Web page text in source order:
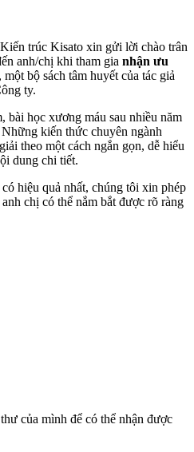
trúc Kisato xin gửi lời chào trân
anh/chị khi tham gia nhận ưu
bộ sách tâm huyết của tác giả
ty.
bài học xương máu sau nhiều năm
kiến thức chuyên ngành
theo một cách ngắn gọn, dễ hiểu
dung chi tiết.
hiệu quả nhất, chúng tôi xin phép
anh chị có thể nắm bắt được rõ ràng
của mình để có thể nhận được